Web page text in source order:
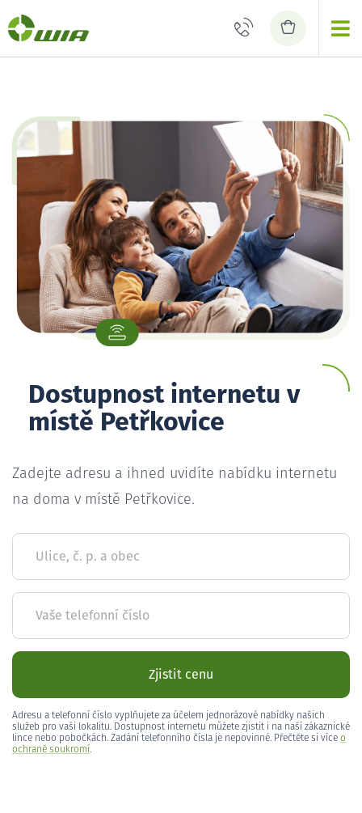
Dostupnost internetu v
místě Petřkovice
Zadejte adresu a ihned uvidíte nabídku internetu
na doma v místě Petřkovice.
Ulice, č. p. a obec
Vaše telefonní číslo
Zjistit cenu
Adresu a telefonní číslo vyplňujete za účelem jednorázové nabídky našich
služeb pro vaši lokalitu. Dostupnost internetu můžete zjistit i na naší zákaznické
lince nebo pobočkách. Zadání telefonního čísla je nepovinné. Přečtěte si více o
ochraně soukromí.